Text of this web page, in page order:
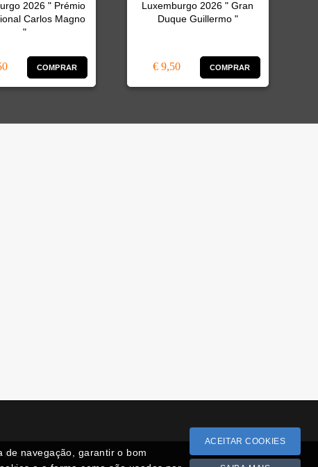
2026 " Prémio
Carlos Magno
"
COMPRAR
Luxemburgo 2026 " Gran
Duque Guillermo "
€ 9,50 COMPRAR
Reclamações
navegação, garantir o bom
ACEITAR COOKIES